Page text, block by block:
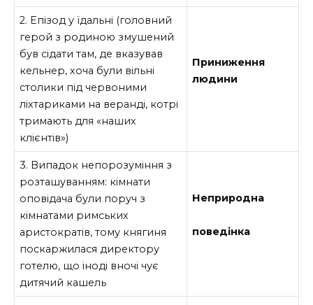
2. Епізод у їдальні (головний
герой з родиною змушений
був сідати там, де вказував
кельнер, хоча були вільні
столики під червоними
ліхтариками на веранді, котрі
тримають для «наших
клієнтів»)
Приниження
людини
3. Випадок непорозуміння з
розташуванням: кімнати
оповідача були поруч з
кімнатами римських
аристократів, тому княгиня
поскаржилася директору
готелю, що іноді вночі чує
дитячий кашель
Неприродна
поведінка